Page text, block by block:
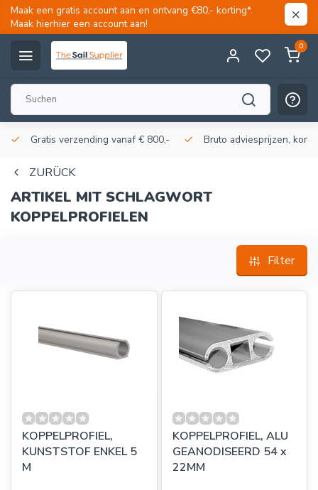
Maak een gratis account aan en ontvang €80,- korting*.
Maak hierhier een account aan!
0
Gratis verzending vanaf € 800,- Bruto adviesprijzen,
ZURÜCK
ARTIKEL MIT SCHLAGWORT
KOPPELPROFIELEN
Filter
KOPPELPROFIEL,
KUNSTSTOF ENKEL 5
M
KOPPELPROFIEL, ALU
GEANODISEERD 54 x
22MM